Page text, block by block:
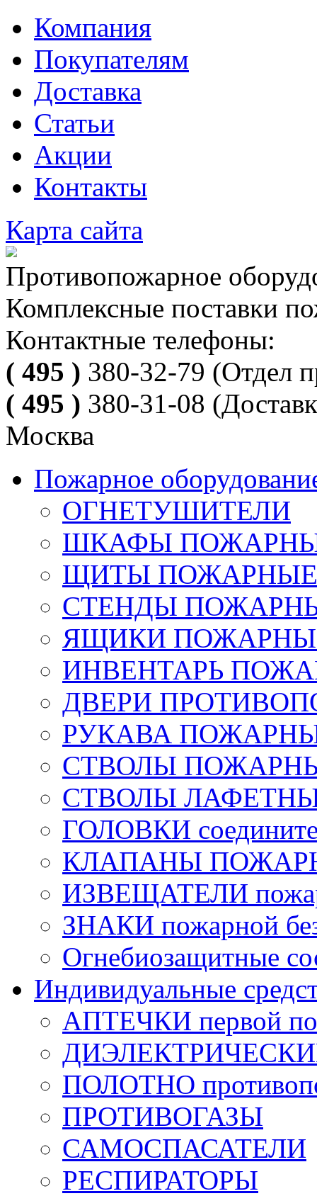
Компания
Покупателям
Доставка
Статьи
Акции
Контакты
Карта сайта
Противопожарное
Комплексные поставки
Контактные телефоны:
( 495 ) 380-32-79 (Отдел
( 495 ) 380-31-08
Москва
Пожарное
ОГНЕТУШИТЕЛИ
ШКАФЫ
ЩИТЫ ПОЖАРНЫЕ
СТЕНДЫ
ЯЩИКИ ПОЖАРНЫЕ
ИНВЕНТАРЬ
ДВЕРИ
РУКАВА
СТВОЛЫ
СТВОЛЫ
ГОЛОВКИ
КЛАПАНЫ
ИЗВЕЩАТЕЛИ
ЗНАКИ пожарной
Огнебиозащитные
Индивидуальные
АПТЕЧКИ первой
ДИЭЛЕКТРИЧЕСКИЕ
ПОЛОТНО
ПРОТИВОГАЗЫ
САМОСПАСАТЕЛИ
РЕСПИРАТОРЫ